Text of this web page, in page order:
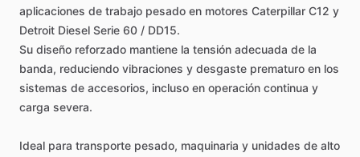
aplicaciones de trabajo pesado en motores Caterpillar C12 y
Detroit Diesel Serie 60 ​/​ DD15.
Su diseño reforzado mantiene la tensión adecuada de la
banda, reduciendo vibraciones y desgaste prematuro en los
sistemas de accesorios, incluso en operación continua y
carga severa.
Ideal para transporte pesado, maquinaria y unidades de alto